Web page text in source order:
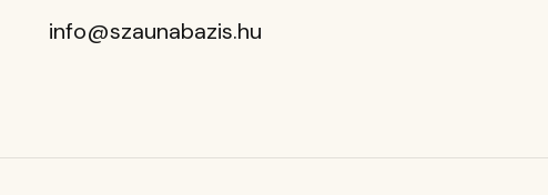
info@szaunabazis.hu